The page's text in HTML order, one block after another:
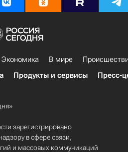
Экономика В мире
Продукты и сервисы Пресс-
зарегистрировано
в сфере связи,
и массовых коммуникаций